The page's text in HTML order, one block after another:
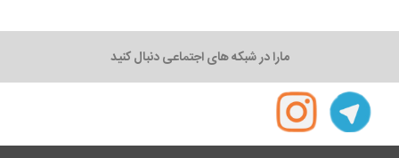
مارا در شبکه های اجتماعی دنبال کنید